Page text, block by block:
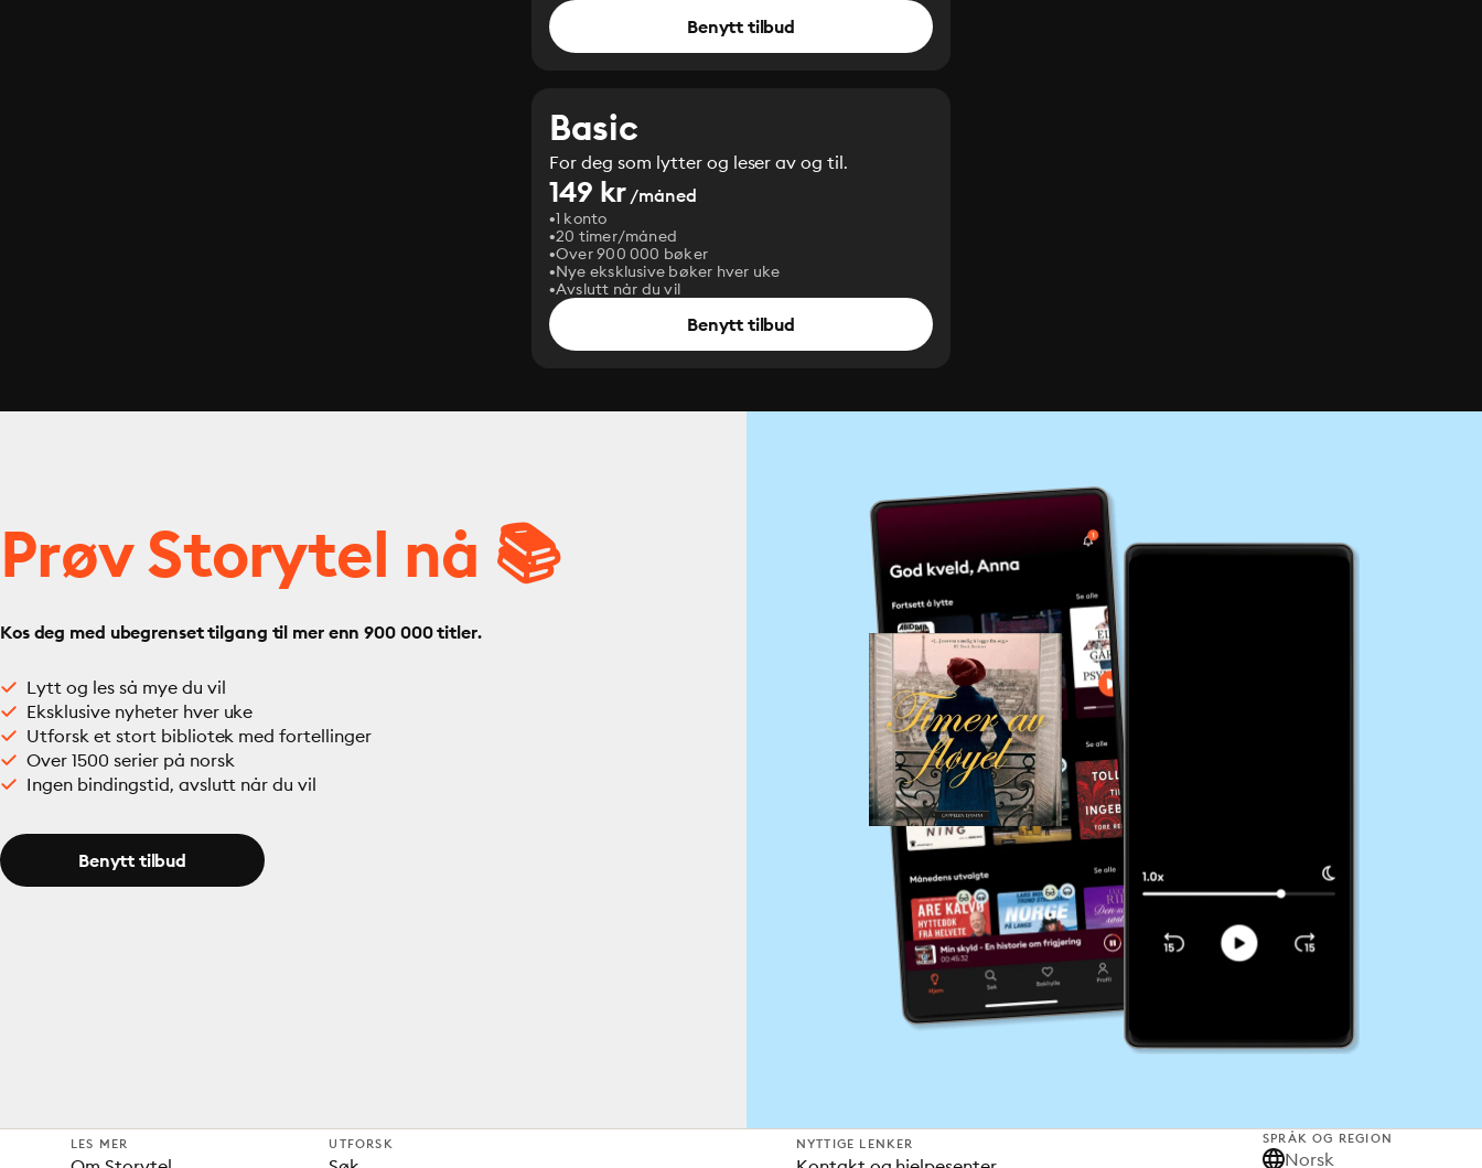
Benytt tilbud
Basic
For deg som lytter og leser av og til.
149 kr/måned
1 konto
20 timer/måned
Over 900 000 bøker
Nye eksklusive bøker hver uke
Avslutt når du vil
Benytt tilbud
Prøv Storytel nå 📚
Kos deg med ubegrenset tilgang til mer enn 900 000 titler.
Lytt og les så mye du vil
Eksklusive nyheter hver uke
Utforsk et stort bibliotek med fortellinger
Over 1500 serier på norsk
Ingen bindingstid, avslutt når du vil
Benytt tilbud
LES MER UTFORSK NYTTIGE LENKER SPRÅK OG REGION
Norsk